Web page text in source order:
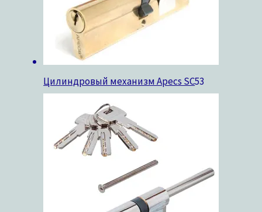
Цилиндровый механизм Apecs SC53